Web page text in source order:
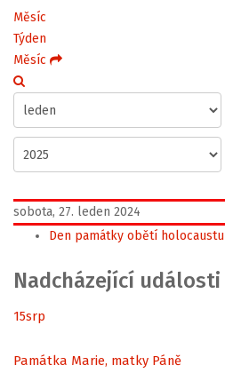
Měsíc
Týden
Měsíc
sobota, 27. leden 2024
Den památky obětí holocaustu
Nadcházející události
15srp
Památka Marie, matky Páně